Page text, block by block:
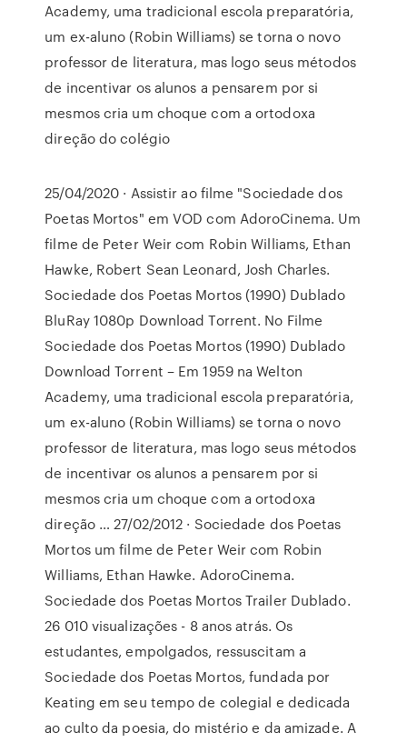
Academy, uma tradicional escola preparatória,
um ex-aluno (Robin Williams) se torna o novo
professor de literatura, mas logo seus métodos
de incentivar os alunos a pensarem por si
mesmos cria um choque com a ortodoxa
direção do colégio
25/04/2020 · Assistir ao filme "Sociedade dos
Poetas Mortos" em VOD com AdoroCinema. Um
filme de Peter Weir com Robin Williams, Ethan
Hawke, Robert Sean Leonard, Josh Charles.
Sociedade dos Poetas Mortos (1990) Dublado
BluRay 1080p Download Torrent. No Filme
Sociedade dos Poetas Mortos (1990) Dublado
Download Torrent – Em 1959 na Welton
Academy, uma tradicional escola preparatória,
um ex-aluno (Robin Williams) se torna o novo
professor de literatura, mas logo seus métodos
de incentivar os alunos a pensarem por si
mesmos cria um choque com a ortodoxa
direção … 27/02/2012 · Sociedade dos Poetas
Mortos um filme de Peter Weir com Robin
Williams, Ethan Hawke. AdoroCinema.
Sociedade dos Poetas Mortos Trailer Dublado.
26 010 visualizações - 8 anos atrás. Os
estudantes, empolgados, ressuscitam a
Sociedade dos Poetas Mortos, fundada por
Keating em seu tempo de colegial e dedicada
ao culto da poesia, do mistério e da amizade. A